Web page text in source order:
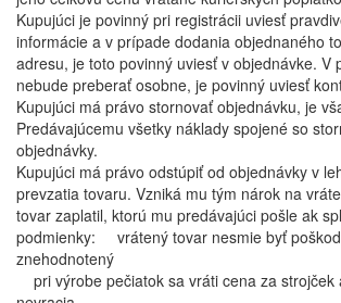
Kupujúci je povinný pri registrácii uviesť
informácie a v prípade dodania objednaného
adresu, je toto povinný uviesť v objednávke. V
nebude preberať osobne, je povinný uviesť
Kupujúci má právo stornovať objednávku, je
Predávajúcemu všetky náklady spojené so
objednávky.
Kupujúci má právo odstúpiť od objednávky v
prevzatia tovaru. Vzniká mu tým nárok na
tovar zaplatil, ktorú mu predávajúci pošle ak
podmienky: vrátený tovar nesmie byť
znehodnotený
pri výrobe pečiatok sa vráti cena za strojček